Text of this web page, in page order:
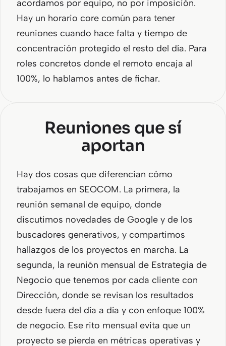
acordamos por equipo, no por imposición.
Hay un horario core común para tener
reuniones cuando hace falta y tiempo de
concentración protegido el resto del día. Para
roles concretos donde el remoto encaja al
100%, lo hablamos antes de fichar.
Reuniones que sí
aportan
Hay dos cosas que diferencian cómo
trabajamos en SEOCOM. La primera, la
reunión semanal de equipo, donde
discutimos novedades de Google y de los
buscadores generativos, y compartimos
hallazgos de los proyectos en marcha. La
segunda, la reunión mensual de Estrategia de
Negocio que tenemos por cada cliente con
Dirección, donde se revisan los resultados
desde fuera del día a día y con enfoque 100%
de negocio. Ese rito mensual evita que un
proyecto se pierda en métricas operativas y